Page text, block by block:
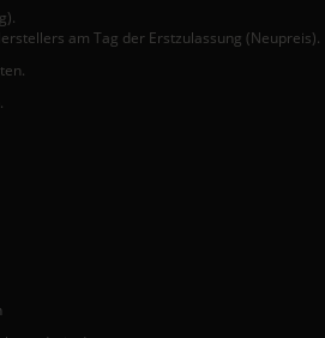
am Tag der Erstzulassung (Neupreis).